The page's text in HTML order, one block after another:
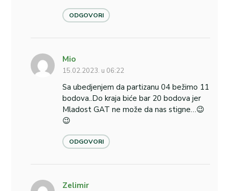
ODGOVORI
Mio
15.02.2023. u 06:22
Sa ubedjenjem da partizanu 04 bežimo 11
bodova..Do kraja biće bar 20 bodova jer
Mladost GAT ne može da nas stigne…😉
😉
ODGOVORI
Zelimir